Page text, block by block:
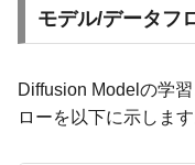
モデル/データフ
Diffusion Modelの学
ローを以下に示します